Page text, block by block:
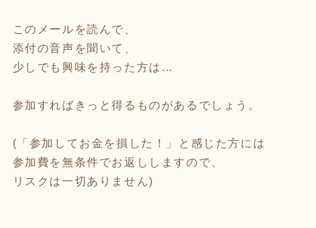
このメールを読んで、
添付の音声を聞いて、
少しでも興味を持った方は…
参加すればきっと得るものがあるでしょう。
(「参加してお金を損した！」と感じた方には
参加費を無条件でお返ししますので、
リスクは一切ありません)